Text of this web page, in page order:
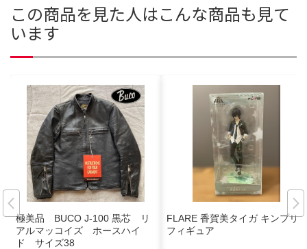
この商品を見た人はこんな商品も見て
います
極美品 BUCO J-100 黒芯 リ
アルマッコイズ ホースハイ
ド サイズ38
FLARE 香賀美タイガ キンプリ
フィギュア